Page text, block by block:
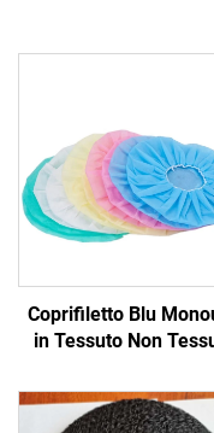
Coprifiletto Blu
in Tessuto Non